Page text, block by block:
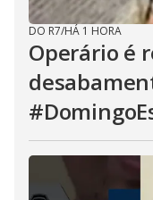
DO R7/HÁ 1 HORA
Operário é